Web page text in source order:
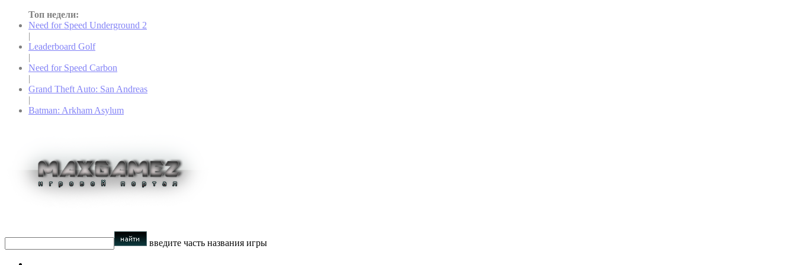
Топ недели:
Need for Speed Underground 2
|
Leaderboard Golf
|
Need for Speed Carbon
|
Grand Theft Auto: San Andreas
|
Batman: Arkham Asylum
введите часть названия игры